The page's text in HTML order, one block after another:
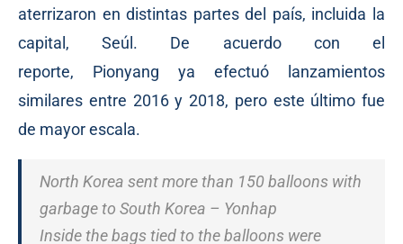
aterrizaron en distintas partes del país, incluida la
capital, Seúl. De acuerdo con el
reporte, Pionyang ya efectuó lanzamientos
similares entre 2016 y 2018, pero este último fue
de mayor escala.
North Korea sent more than 150 balloons with
garbage to South Korea – Yonhap
Inside the bags tied to the balloons were